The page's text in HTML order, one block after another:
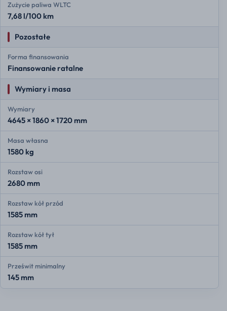
Zużycie paliwa WLTC
7,68 l/100 km
Pozostałe
Forma finansowania
Finansowanie ratalne
Wymiary i masa
Wymiary
4645 × 1860 × 1720 mm
Masa własna
1580 kg
Rozstaw osi
2680 mm
Rozstaw kół przód
1585 mm
Rozstaw kół tył
1585 mm
Prześwit minimalny
145 mm